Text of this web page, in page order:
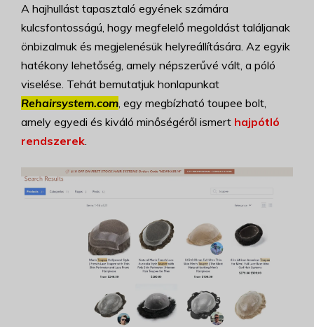
A hajhullást tapasztaló egyének számára
kulcsfontosságú, hogy megfelelő megoldást találjanak
önbizalmuk és megjelenésük helyreállítására. Az egyik
hatékony lehetőség, amely népszerűvé vált, a póló
viselése. Tehát bemutatjuk honlapunkat
Rehairsystem.com , egy megbízható toupee bolt,
amely egyedi és kiváló minőségéről ismert hajpótló
rendszerek